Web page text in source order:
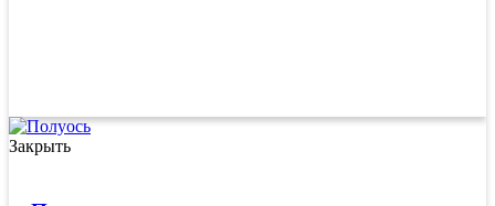
Закрыть